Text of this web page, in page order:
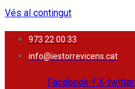
Vés al contingut
973 22 00 33
info@iestorrevicens.cat
Facebook-f X-twitter